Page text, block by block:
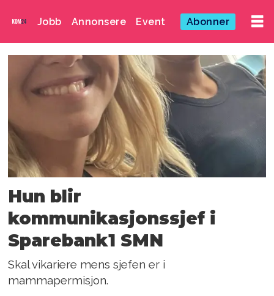
Jobb Annonsere Event Abonner
Emne:
sparebank1
smn
Hun blir
kommunikasjonssjef i
Sparebank1 SMN
Skal vikariere mens sjefen er i
mammapermisjon.